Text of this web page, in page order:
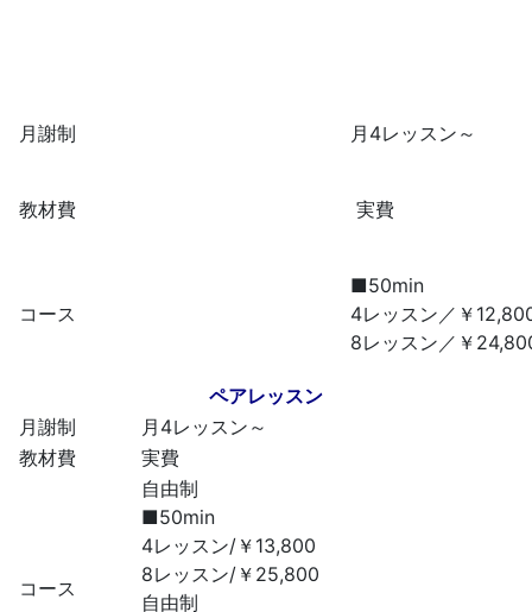
月謝制 月4レッスン～
教材費 実費
コース
■50min
4レッスン／￥
8レッスン／￥
ペアレッスン
月謝制
月4レッスン～
教材費
実費
コース
自由制
■50min
4レッスン/￥13,800
8レッスン/￥25,800
自由制